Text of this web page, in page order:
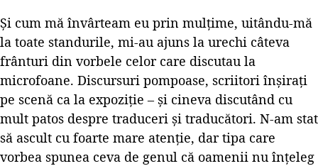
Și cum mă învârteam eu prin mulțime, uitându-mă
la toate standurile, mi-au ajuns la urechi câteva
frânturi din vorbele celor care discutau la
microfoane. Discursuri pompoase, scriitori înșirați
pe scenă ca la expoziție – și cineva discutând cu
mult patos despre traduceri și traducători. N-am stat
să ascult cu foarte mare atenție, dar tipa care
vorbea spunea ceva de genul că oamenii nu înțeleg